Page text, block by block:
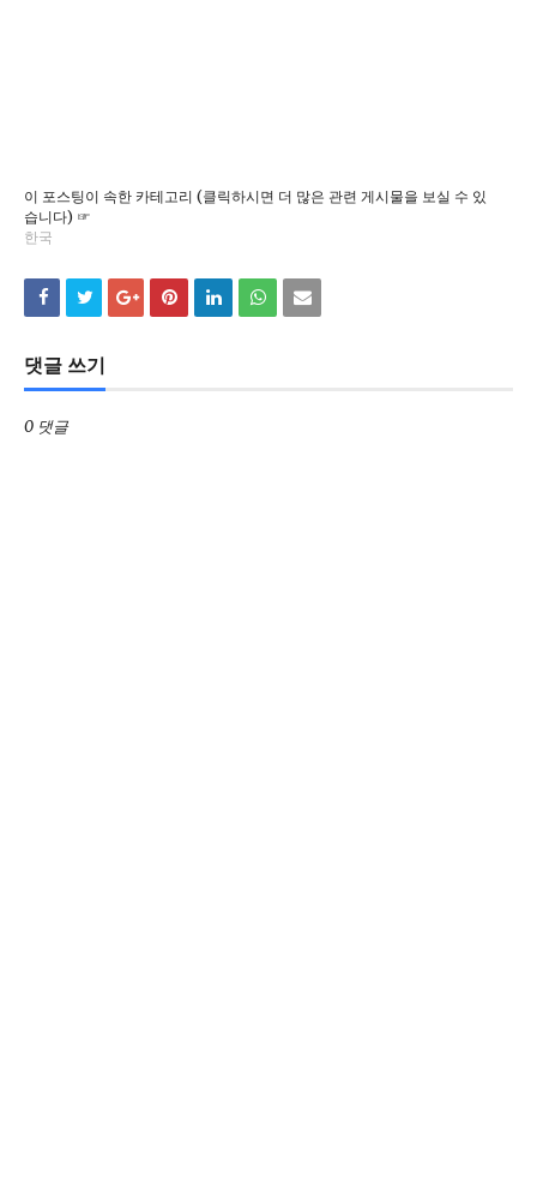
이 포스팅이 속한 카테고리 (클릭하시면 더 많은 관련 게시물을 보실 수 있
습니다) ☞
한국
댓글 쓰기
0 댓글